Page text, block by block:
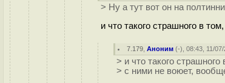
> Ну а тут вот он на
и что такого страшного в
7.179 ,Аноним (-), 08:43, 11/
> и что такого
> с ними не воюет,